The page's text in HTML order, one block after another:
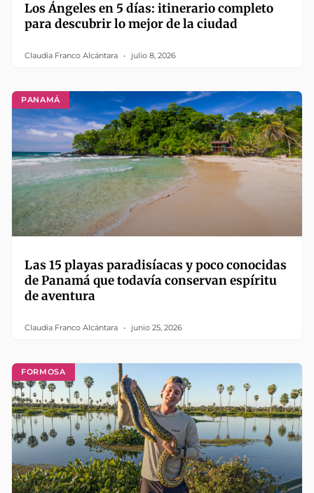
Los Ángeles en 5 días: itinerario completo
para descubrir lo mejor de la ciudad
Claudia Franco Alcántara julio 8, 2026
PANAMÁ
Las 15 playas paradisíacas y poco conocidas
de Panamá que todavía conservan espíritu
de aventura
Claudia Franco Alcántara junio 25, 2026
FORMOSA